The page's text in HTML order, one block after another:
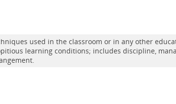
used in the classroom or in any other
learning conditions; includes discipline,